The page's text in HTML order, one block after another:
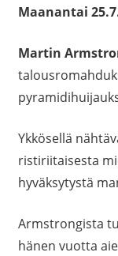
Maanantai
Martin
Ykkösellä
ristiriitaisesta
hyväksytystä
Armstrongista
hänen vuotta